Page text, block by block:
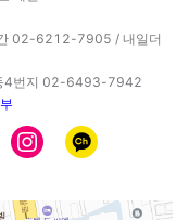
02-6212-7905 / 내일더
지 02-6493-7942